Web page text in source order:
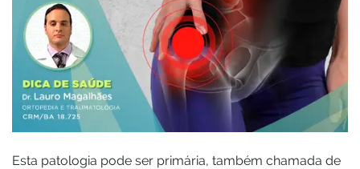
Esta patologia pode ser primária, também chamada de